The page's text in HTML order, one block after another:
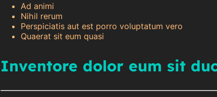
Ad animi
Nihil rerum
Perspiciatis aut est porro voluptatum vero
Quaerat sit eum quasi
Inventore dolor eum sit